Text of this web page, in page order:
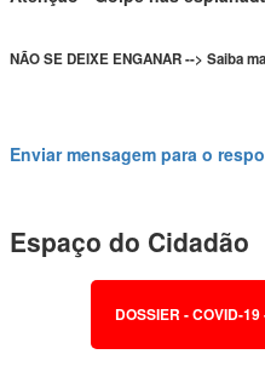
NÃO SE DEIXE ENGANAR --> Saiba
Enviar mensagem para o
Espaço do Cidadão
DOSSIER - COVID-